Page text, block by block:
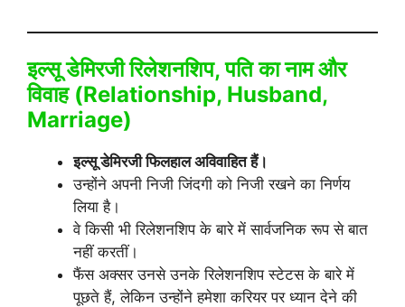
इल्सू डेमिरजी रिलेशनशिप, पति का नाम और
विवाह (Relationship, Husband,
Marriage)
इल्सू डेमिरजी फिलहाल अविवाहित हैं।
उन्होंने अपनी निजी जिंदगी को निजी रखने का निर्णय
लिया है।
वे किसी भी रिलेशनशिप के बारे में सार्वजनिक रूप से बात
नहीं करतीं।
फैंस अक्सर उनसे उनके रिलेशनशिप स्टेटस के बारे में
पूछते हैं, लेकिन उन्होंने हमेशा करियर पर ध्यान देने की